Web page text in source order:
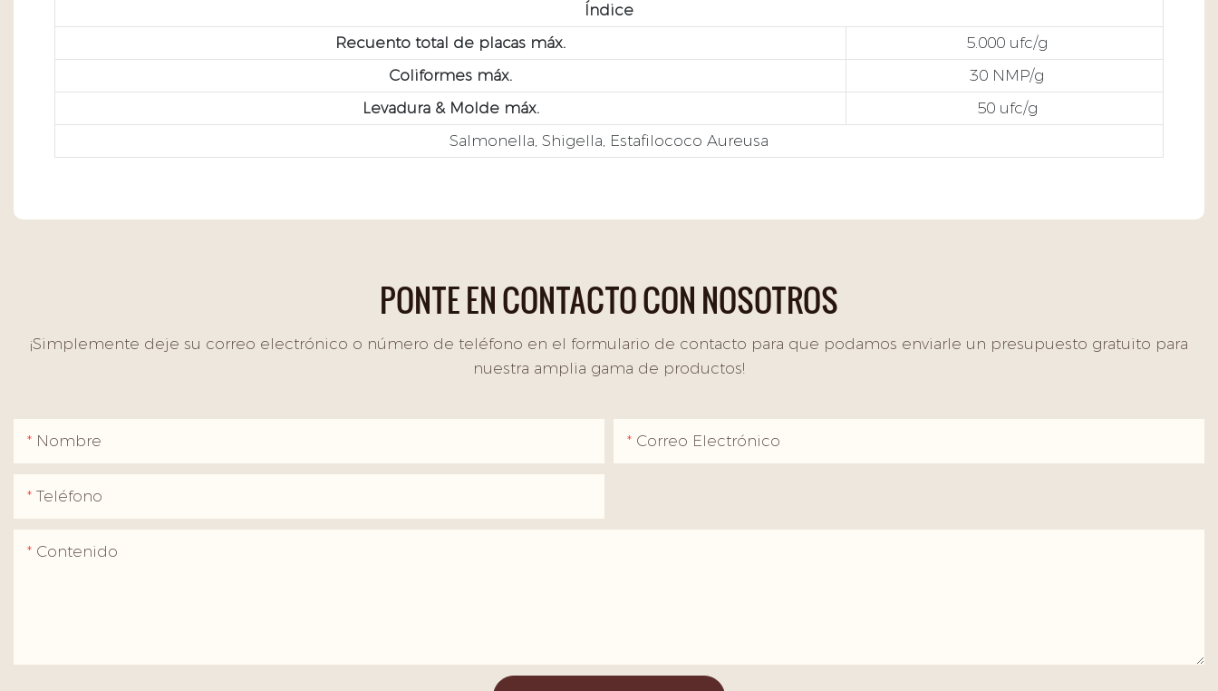
Índice
Recuento total de placas máx.
5.000 ufc/g
Coliformes máx.
30 NMP/g
Levadura & Molde máx.
50 ufc/g
Salmonella, Shigella, Estafilococo Aureusa
PONTE EN CONTACTO CON NOSOTROS
¡Simplemente deje su correo electrónico o número de teléfono en el formulario de contacto para que podamos enviarle un presupuesto gratuito para
nuestra amplia gama de productos!
Nombre Correo Electrónico
Teléfono
Contenido